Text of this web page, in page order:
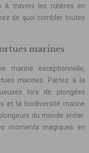
à travers les rizières en
de quoi combler toutes
marines
marine exceptionnelle,
marines. Partez à la
lors de plongées
et la biodiversité marine
du monde entier.
moments magiques en